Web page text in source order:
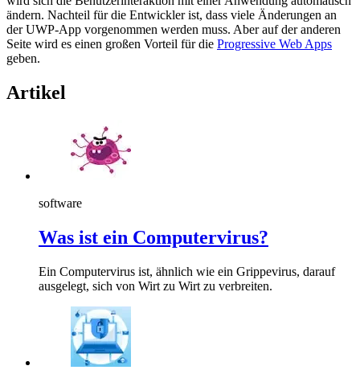
ändern. Nachteil für die Entwickler ist, dass viele Änderungen an
der UWP-App vorgenommen werden muss. Aber auf der anderen
Seite wird es einen großen Vorteil für die Progressive Web Apps
geben.
Artikel
software
Was ist ein Computervirus?
Ein Computervirus ist, ähnlich wie ein Grippevirus, darauf
ausgelegt, sich von Wirt zu Wirt zu verbreiten.